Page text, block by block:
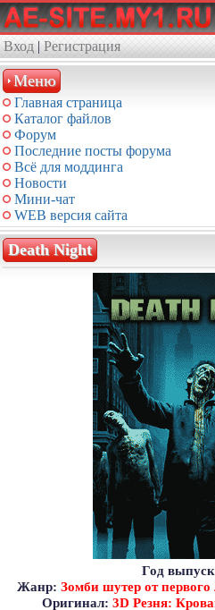
Вход | Регистрация
Меню
Главная страница
Каталог файлов
Форум
Последние посты форума
Всё для моддинга
Новости
Мини-чат
WEB версия сайта
Death Night
Год
Жанр: Зомби шутер от первого
Оригинал: 3D Резня: